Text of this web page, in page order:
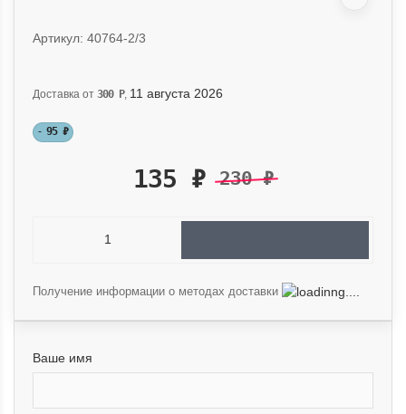
Артикул: 40764-2/3
Доставка от 300 Р, 11 августа 2026
- 95 ₽
135 ₽ 230₽
Получение информации о методах доставки
Ваше имя